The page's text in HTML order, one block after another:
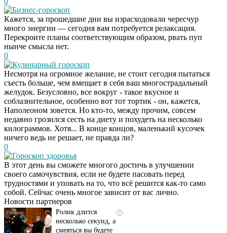
Бизнес-гороскоп
Кажется, за прошедшие дни вы израсходовали чересчур
много энергии — сегодня вам потребуется релаксация.
Перекроите планы соответствующим образом, рвать пуп
нынче смысла нет.
0
Кулинарный гороскоп
Несмотря на огромное желание, не стоит сегодня пытаться
съесть больше, чем вмещает в себя ваш многострадальный
желудок. Безусловно, все вокруг - такое вкусное и
соблазнительное, особенно вот тот тортик - он, кажется,
Наполеоном зовется. Но кто-то, между прочим, совсем
недавно грозился сесть на диету и похудеть на несколько
килограммов. Хотя... В конце концов, маленький кусочек
ничего ведь не решает, не правда ли?
0
Гороскоп здоровья
В этот день вы сможете многого достичь в улучшении
своего самочувствия, если не будете пасовать перед
трудностями и уповать на то, что всё решится как-то само
собой. Сейчас очень многое зависит от вас лично.
Новости партнеров
Скрытая камера на
пляже Крыма: Что
люди вытворяют, когда
их не видят...
i
Ролик длится
несколько секунд, а
смеяться вы будете